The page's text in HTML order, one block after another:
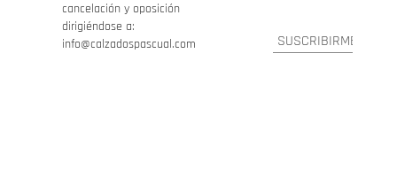
cancelación y oposición
dirigiéndose a:
info@calzadospascual.com